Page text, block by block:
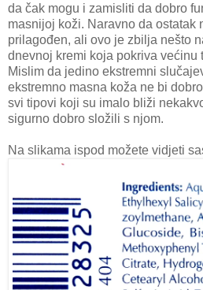
da čak mogu i zamisliti da dobro
masnijoj koži. Naravno da ostatak
prilagođen, ali ovo je zbilja nešto
dnevnoj kremi koja pokriva većinu
Mislim da jedino ekstremni
ekstremno masna koža ne bi
svi tipovi koji su imalo bliži
sigurno dobro složili s njom.
Na slikama ispod možete vidjeti